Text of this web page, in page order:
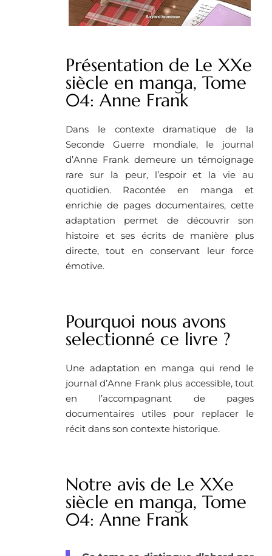
Présentation de Le XXe
siècle en manga, Tome
04: Anne Frank
Dans le contexte dramatique de la
Seconde Guerre mondiale, le journal
d’Anne Frank demeure un témoignage
rare sur la peur, l’espoir et la vie au
quotidien. Racontée en manga et
enrichie de pages documentaires, cette
adaptation permet de découvrir son
histoire et ses écrits de manière plus
directe, tout en conservant leur force
émotive.
Pourquoi nous avons
selectionné ce livre ? ​
Une adaptation en manga qui rend le
journal d’Anne Frank plus accessible, tout
en l’accompagnant de pages
documentaires utiles pour replacer le
récit dans son contexte historique.
Notre avis de Le XXe
siècle en manga, Tome
04: Anne Frank